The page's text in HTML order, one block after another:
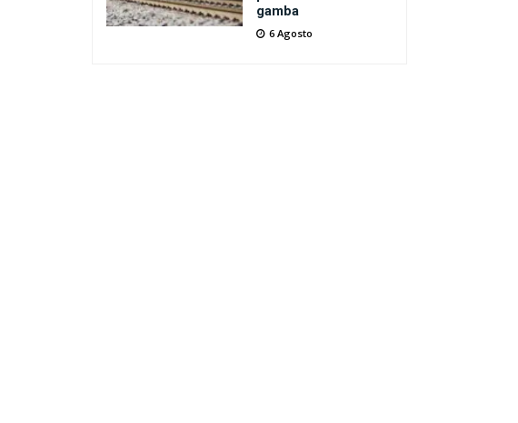
gamba
6 Agosto